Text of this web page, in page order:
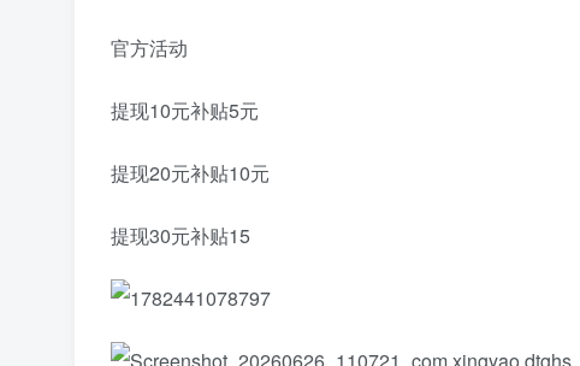
官方活动
提现10元补贴5元
提现20元补贴10元
提现30元补贴15